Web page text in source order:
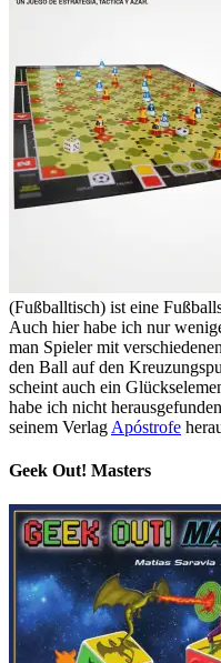
(Fußballtisch) ist eine
Auch hier habe ich nur
man Spieler mit
den Ball auf den
scheint auch ein
habe ich nicht
seinem Verlag Apóstrofe
Geek Out! Masters